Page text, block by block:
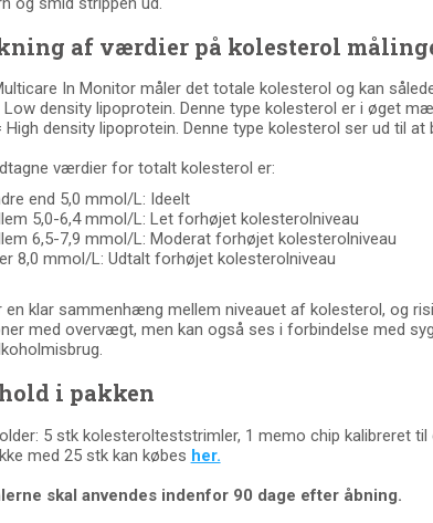
af værdier på kolesterol
In Monitor måler det totale kolesterol og kan
Low density lipoprotein. Denne type kolesterol er i øget
High density lipoprotein. Denne type kolesterol ser ud til
værdier for totalt kolesterol er:
end 5,0 mmol/L: Ideelt
5,0-6,4 mmol/L: Let forhøjet kolesterolniveau
6,5-7,9 mmol/L: Moderat forhøjet kolesterolniveau
8,0 mmol/L: Udtalt forhøjet kolesterolniveau
en klar sammenhæng mellem niveauet af kolesterol, og
med overvægt, men kan også ses i forbindelse med
i pakken
5 stk kolesterolteststrimler, 1 memo chip kalibreret til
med 25 stk kan købes her.
skal anvendes indenfor 90 dage efter åbning.